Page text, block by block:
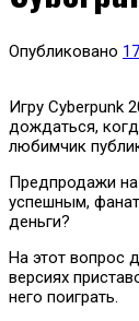
Опубликовано
Игру Cyberpunk
дождаться,
любимчик
Предпродажи на
успешным,
деньги?
На этот вопрос
версиях
него поиграть.